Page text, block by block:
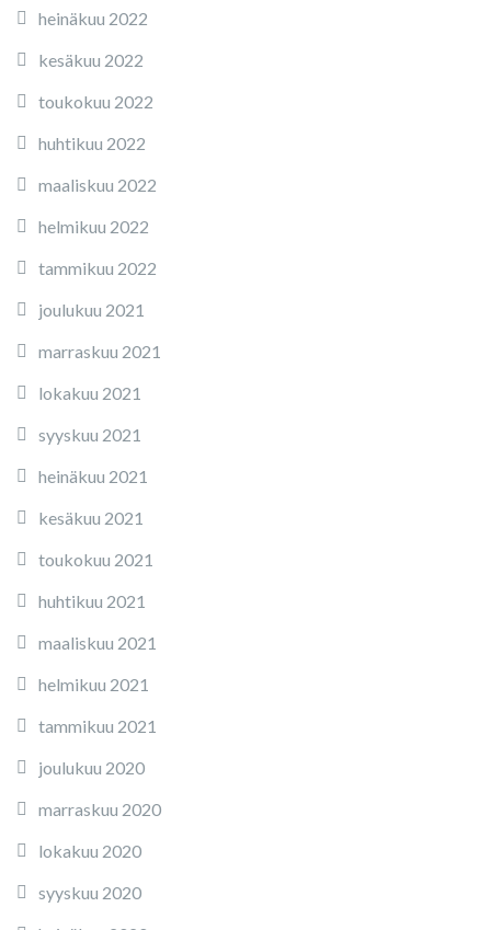
heinäkuu 2022
kesäkuu 2022
toukokuu 2022
huhtikuu 2022
maaliskuu 2022
helmikuu 2022
tammikuu 2022
joulukuu 2021
marraskuu 2021
lokakuu 2021
syyskuu 2021
heinäkuu 2021
kesäkuu 2021
toukokuu 2021
huhtikuu 2021
maaliskuu 2021
helmikuu 2021
tammikuu 2021
joulukuu 2020
marraskuu 2020
lokakuu 2020
syyskuu 2020